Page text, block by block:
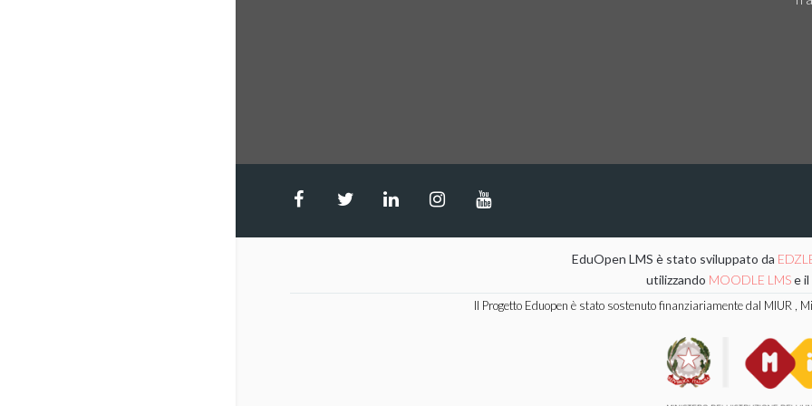
EduOpen LMS è stato sviluppato da
utilizzando MOODLE LMSe il
Il Progetto Eduopen è stato sostenuto finanziariamente dal MIUR ,